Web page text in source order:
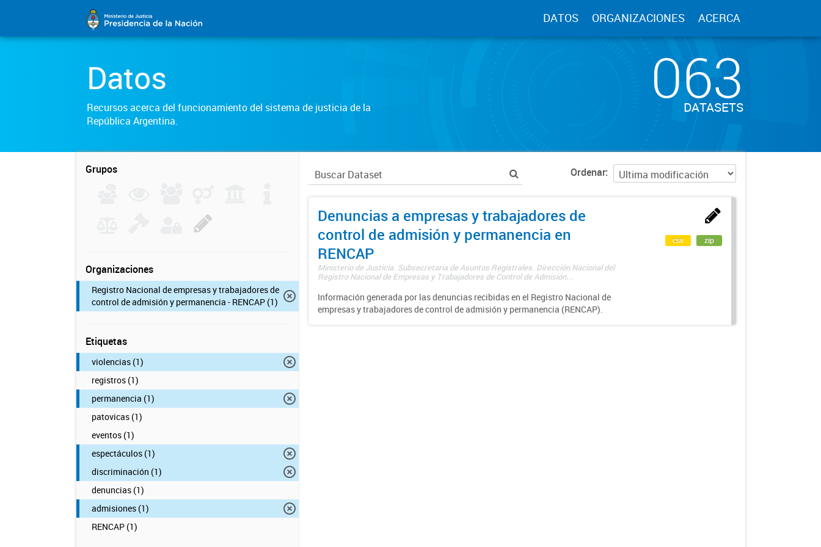
DATOS ORGANIZACIONES ACERCA
Datos
Recursos acerca del funcionamiento del sistema de justicia de la
República Argentina.
063
DATASETS
Grupos
Organizaciones
Registro Nacional de empresas y trabajadores de
control de admisión y permanencia - RENCAP (1)
Etiquetas
violencias (1)
registros (1)
permanencia (1)
patovicas (1)
eventos (1)
espectáculos (1)
discriminación (1)
denuncias (1)
admisiones (1)
RENCAP (1)
Ordenar
Denuncias a empresas y trabajadores de
control de admisión y permanencia en
RENCAP
Ministerio de Justicia. Subsecretaría de Asuntos Registrales. Dirección Nacional del
Registro Nacional de Empresas y Trabajadores de Control de Admisión...
Información generada por las denuncias recibidas en el Registro Nacional de
empresas y trabajadores de control de admisión y permanencia (RENCAP).
csv zip